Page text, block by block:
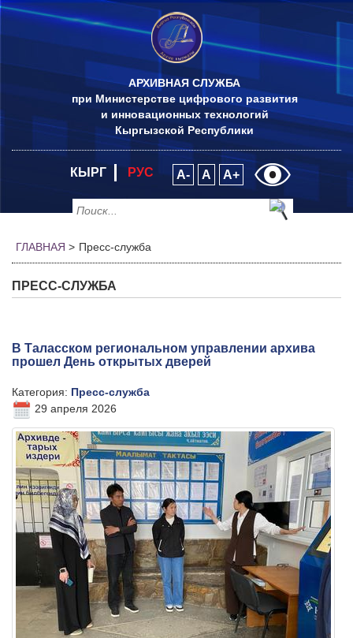
АРХИВНАЯ СЛУЖБА
при Министерстве цифрового развития
и инновационных технологий
Кыргызской Республики
КЫРГ РУС A- A A+
ГЛАВНАЯ > Пресс-служба
ПРЕСС-СЛУЖБА
В Таласском региональном управлении архива
прошел День открытых дверей
Категория: Пресс-служба
29 апреля 2026